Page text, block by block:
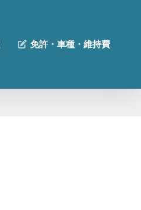
免許・車種・維持費